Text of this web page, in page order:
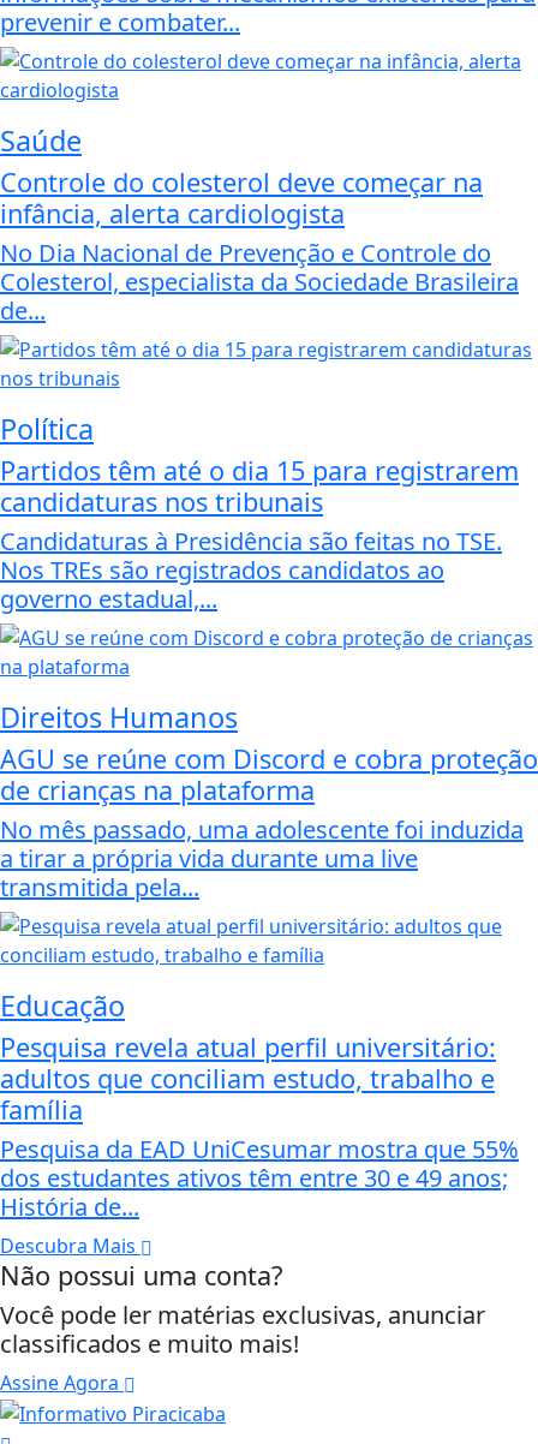
prevenir e combater...
Saúde
Controle do colesterol deve começar na
infância, alerta cardiologista
No Dia Nacional de Prevenção e Controle do
Colesterol, especialista da Sociedade Brasileira
de...
Política
Partidos têm até o dia 15 para registrarem
candidaturas nos tribunais
Candidaturas à Presidência são feitas no TSE.
Nos TREs são registrados candidatos ao
governo estadual,...
Direitos Humanos
AGU se reúne com Discord e cobra proteção
de crianças na plataforma
No mês passado, uma adolescente foi induzida
a tirar a própria vida durante uma live
transmitida pela...
Educação
Pesquisa revela atual perfil universitário:
adultos que conciliam estudo, trabalho e
família
Pesquisa da EAD UniCesumar mostra que 55%
dos estudantes ativos têm entre 30 e 49 anos;
História de...
Descubra Mais
Não possui uma conta?
Você pode ler matérias exclusivas, anunciar
classificados e muito mais!
Assine Agora